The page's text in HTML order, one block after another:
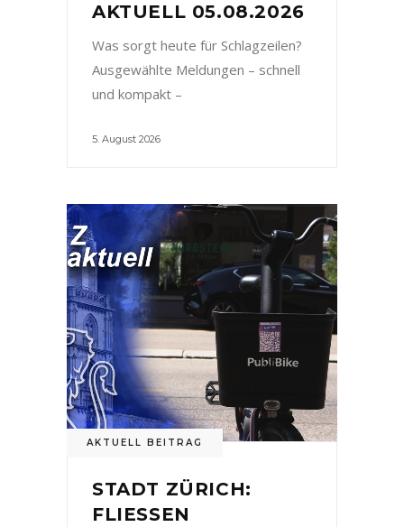
AKTUELL 05.08.2026
Was sorgt heute für Schlagzeilen?
Ausgewählte Meldungen – schnell
und kompakt –
5. August 2026
AKTUELL BEITRAG
STADT ZÜRICH:
FLIESSEN